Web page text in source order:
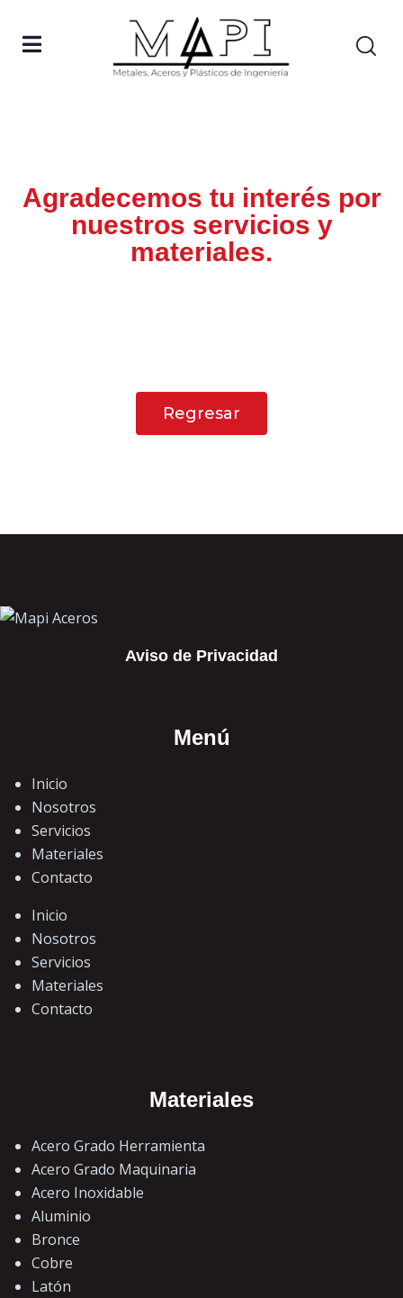
Agradecemos tu interés por
nuestros servicios y
materiales.
Regresar
Aviso de Privacidad
Menú
Inicio
Nosotros
Servicios
Materiales
Contacto
Inicio
Nosotros
Servicios
Materiales
Contacto
Materiales
Acero Grado Herramienta
Acero Grado Maquinaria
Acero Inoxidable
Aluminio
Bronce
Cobre
Latón